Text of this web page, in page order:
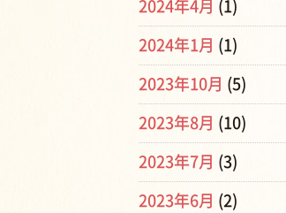
2024年4月 (1)
2024年1月 (1)
2023年10月 (5)
2023年8月 (10)
2023年7月 (3)
2023年6月 (2)